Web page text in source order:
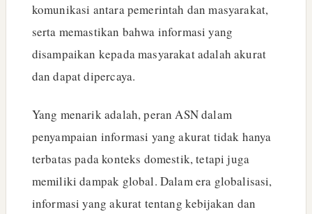
komunikasi antara pemerintah dan masyarakat,
serta memastikan bahwa informasi yang
disampaikan kepada masyarakat adalah akurat
dan dapat dipercaya.
Yang menarik adalah, peran ASN dalam
penyampaian informasi yang akurat tidak hanya
terbatas pada konteks domestik, tetapi juga
memiliki dampak global. Dalam era globalisasi,
informasi yang akurat tentang kebijakan dan